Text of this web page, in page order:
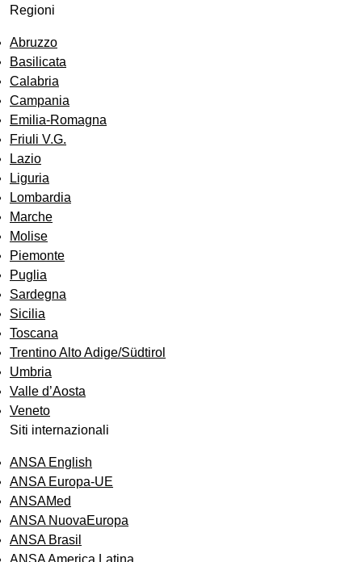
Regioni
Abruzzo
Basilicata
Calabria
Campania
Emilia-Romagna
Friuli V.G.
Lazio
Liguria
Lombardia
Marche
Molise
Piemonte
Puglia
Sardegna
Sicilia
Toscana
Trentino Alto Adige/Südtirol
Umbria
Valle d’Aosta
Veneto
Siti internazionali
ANSA English
ANSA Europa-UE
ANSAMed
ANSA NuovaEuropa
ANSA Brasil